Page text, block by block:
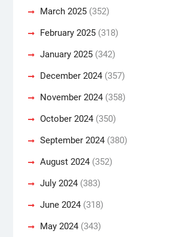
March 2025(352)
February 2025(318)
January 2025(342)
December 2024(357)
November 2024(358)
October 2024(350)
September 2024(380)
August 2024(352)
July 2024(383)
June 2024(318)
May 2024(343)